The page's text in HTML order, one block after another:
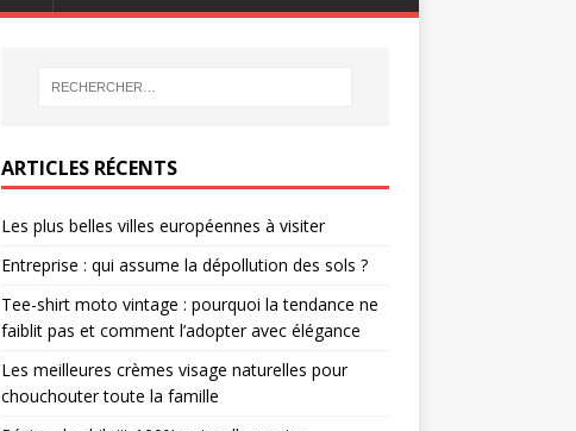
ARTICLES RÉCENTS
Les plus belles villes européennes à visiter
Entreprise : qui assume la dépollution des sols ?
Tee-shirt moto vintage : pourquoi la tendance ne
faiblit pas et comment l’adopter avec élégance
Les meilleures crèmes visage naturelles pour
chouchouter toute la famille